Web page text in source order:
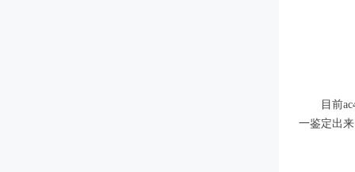
目前
一鉴定出